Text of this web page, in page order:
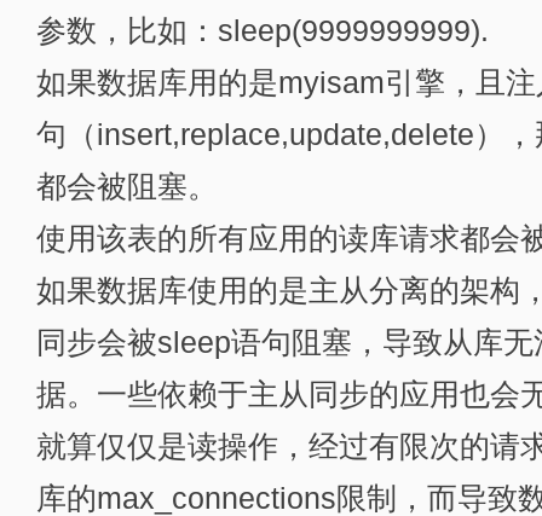
参数，比如：sleep(9999999999).
如果数据库用的是myisam引擎，且
句（insert,replace,update,delete）
都会被阻塞。
使用该表的所有应用的读库请求都会
如果数据库使用的是主从分离的架构
同步会被sleep语句阻塞，导致从库
据。一些依赖于主从同步的应用也会
就算仅仅是读操作，经过有限次的请
库的max_connections限制，而导致